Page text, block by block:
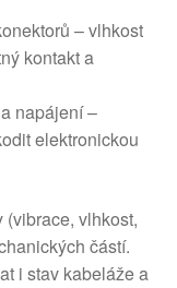
– vlhkost
kontakt a
napájení –
elektronickou
vlhkost,
částí.
i stav kabeláže a